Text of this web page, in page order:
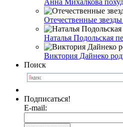
Отечественные
Наталья Подольская
Виктория Дайнеко
Поиск
Подписаться!
E-mail: